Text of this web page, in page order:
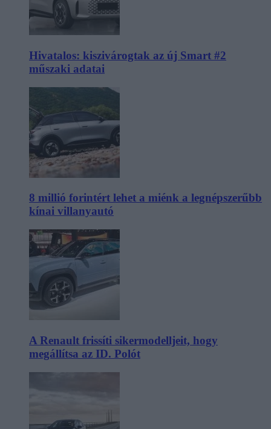
Hivatalos: kiszivárogtak az új Smart #2
műszaki adatai
8 millió forintért lehet a miénk a legnépszerűbb
kínai villanyautó
A Renault frissíti sikermodelljeit, hogy
megállítsa az ID. Polót